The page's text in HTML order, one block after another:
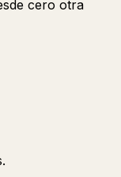
cero otra